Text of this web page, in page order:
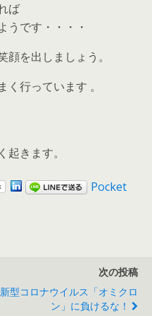
ば
うです・・・・
を出しましょう。
行っています 。
きます。
Pocket
次の投稿
新型コロナウイルス「オミクロ
ン」に負けるな！